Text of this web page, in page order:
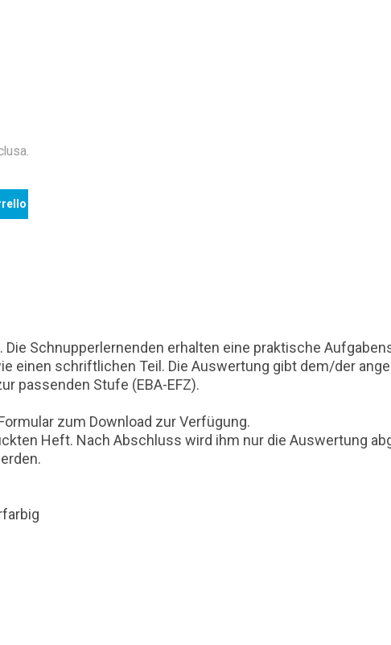
Schnupperlernenden erhalten eine praktische
einen schriftlichen Teil. Die Auswertung gibt dem/der
passenden Stufe (EBA-EFZ).
zum Download zur Verfügung.
Heft. Nach Abschluss wird ihm nur die Auswertung